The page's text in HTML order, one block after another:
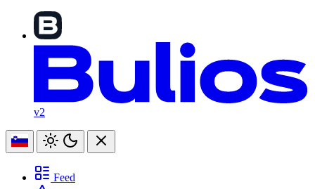
v2
Feed